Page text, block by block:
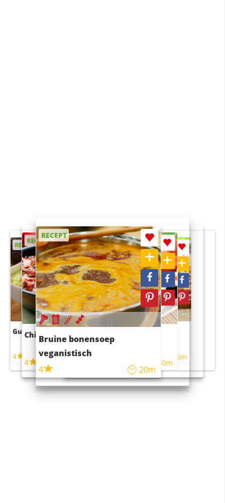
RECEPT
Guacamole
4
RECEPT
Chili con carne
4 45m
RECEPT
Bruine bonensoep
veganistisch
4
20m
RECEPT
Sushi rijstsalade
maaltijdsalade
40m
RECEPT
4 55m